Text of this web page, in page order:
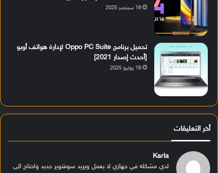
18 سبتمبر 2025
تحميل برنامج Oppo PC Suite لإدارة هواتف أوبو
[أحدث إصدار 2021]
18 يوليو 2025
أخر التعليقات
Karla
لدي مشكله في جهازي لا يعمل ويريد سوفتوير جديد واحتاج الى